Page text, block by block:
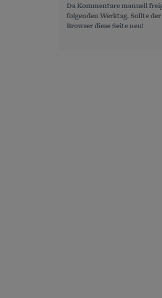
Da Kommentare manuell
folgenden Werktag. Sollte
Browser diese Seite neu!